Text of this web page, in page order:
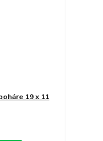
19 x 11